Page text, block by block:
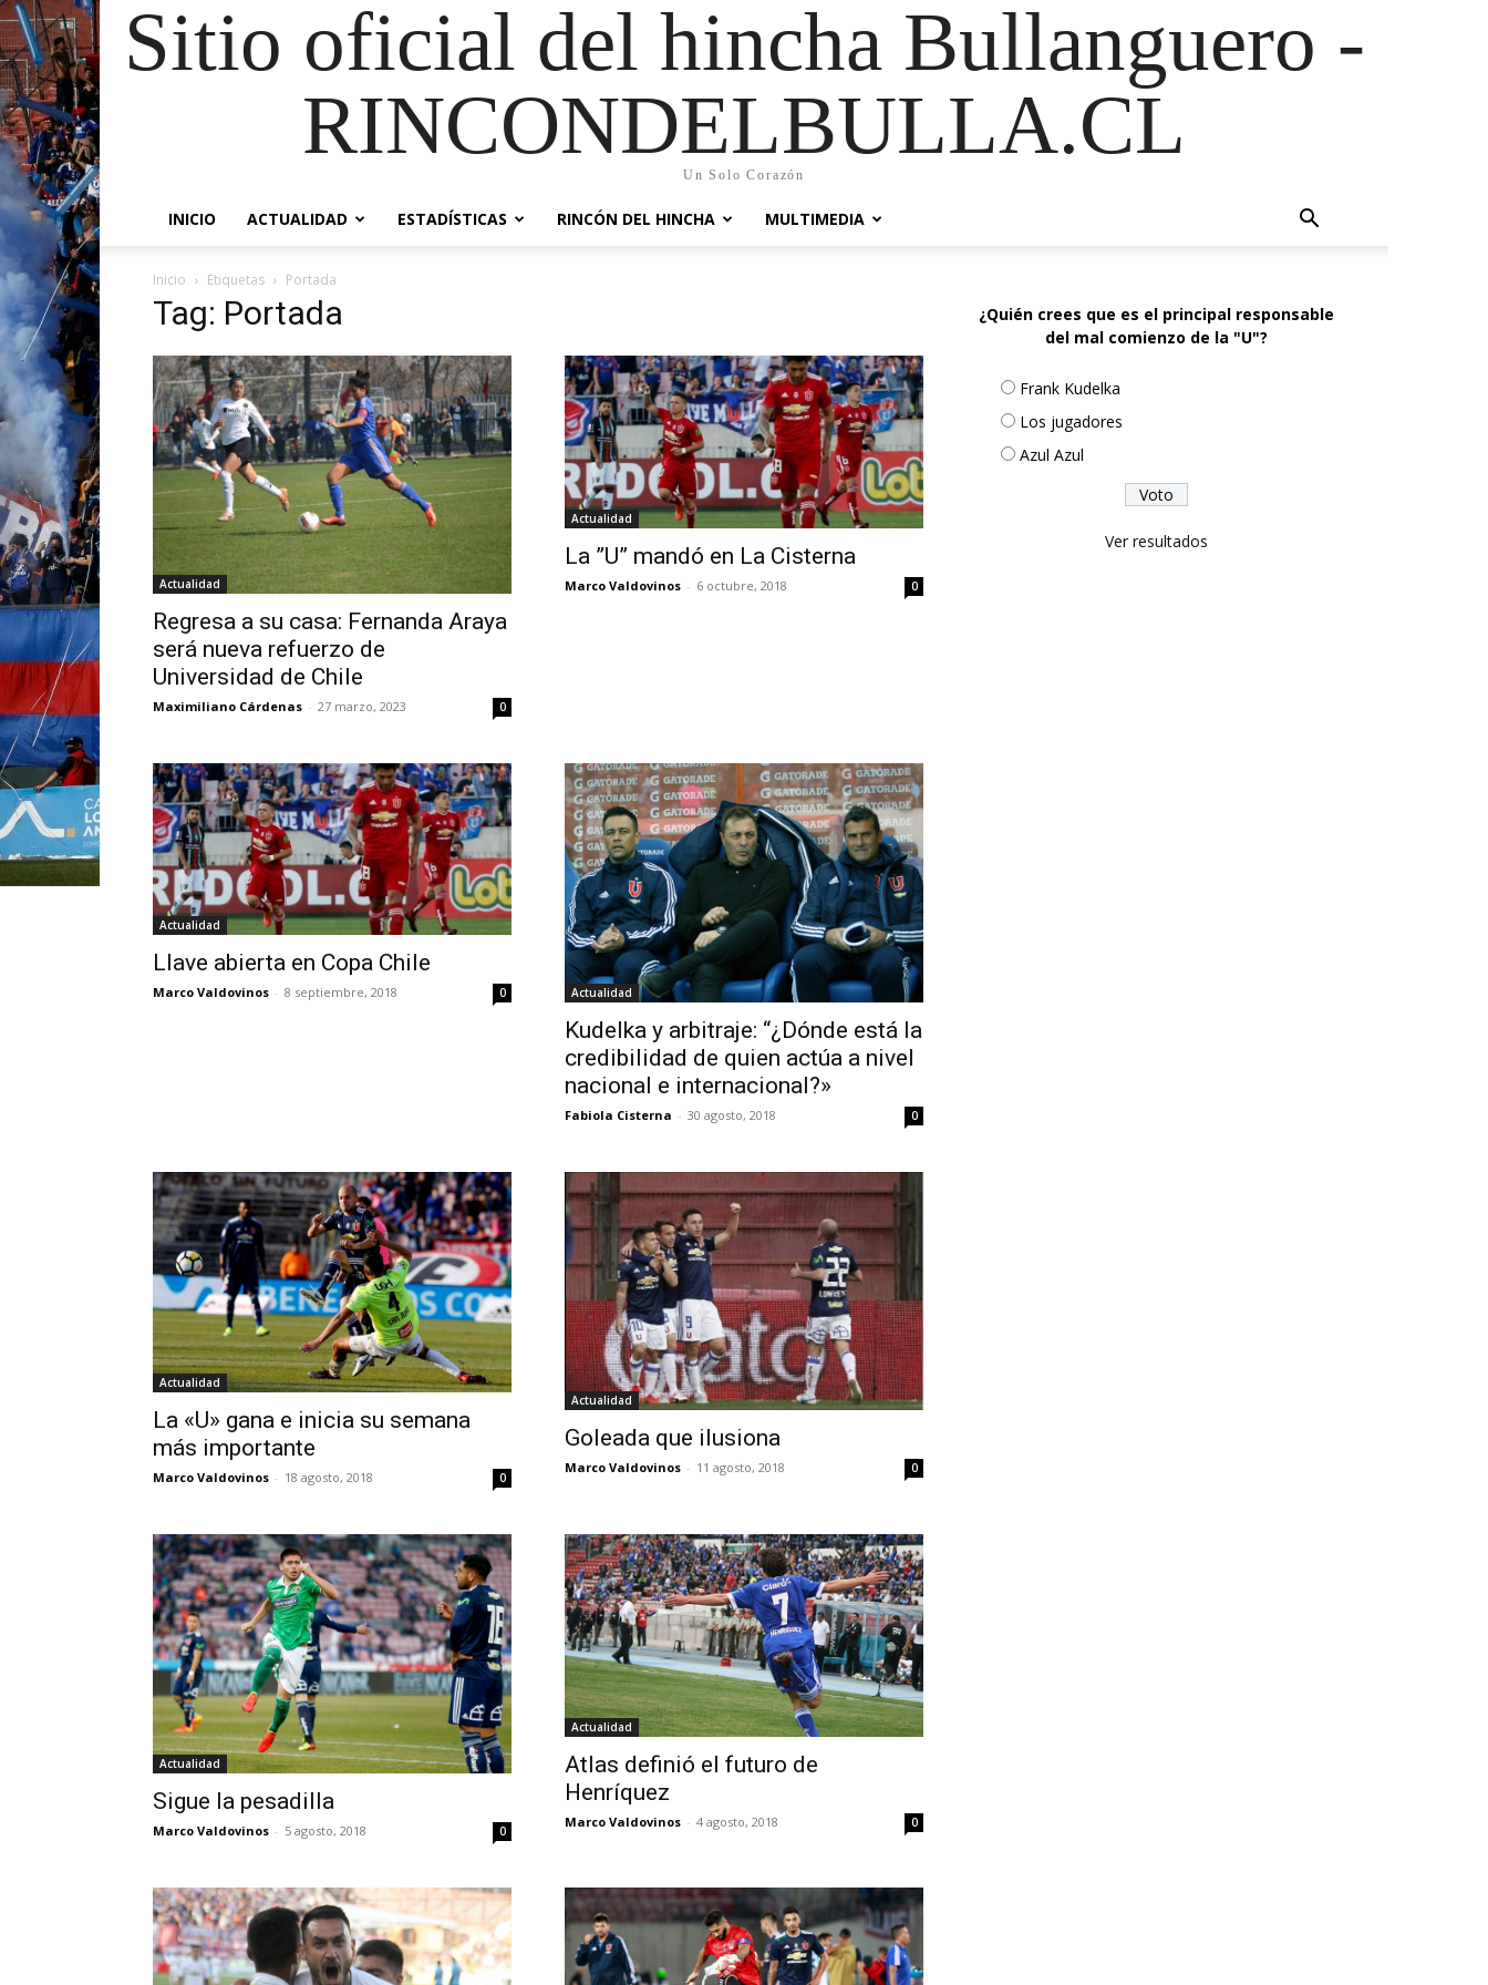
Sitio oficial del hincha Bullanguero -
RINCONDELBULLA.CL
Un Solo Corazón
INICIO ACTUALIDAD ESTADÍSTICAS RINCÓN DEL HINCHA MULTIMEDIA
Inicio Etiquetas Portada
Tag: Portada
Actualidad
Regresa a su casa: Fernanda Araya
será nueva refuerzo de
Universidad de Chile
Maximiliano Cárdenas - 27 marzo, 2023 0
Actualidad
La ”U” mandó en La Cisterna
Marco Valdovinos - 6 octubre, 2018 0
Actualidad
Llave abierta en Copa Chile
Marco Valdovinos - 8 septiembre, 2018 0 Actualidad
Kudelka y arbitraje: “¿Dónde está la
credibilidad de quien actúa a nivel
nacional e internacional?»
Fabiola Cisterna - 30 agosto, 2018 0
Actualidad
La «U» gana e inicia su semana
más importante
Marco Valdovinos - 18 agosto, 2018 0
Actualidad
Goleada que ilusiona
Marco Valdovinos - 11 agosto, 2018 0
Actualidad
Sigue la pesadilla
Marco Valdovinos - 5 agosto, 2018 0
Actualidad
Atlas definió el futuro de
Henríquez
Marco Valdovinos - 4 agosto, 2018 0
¿Quién crees que es el principal responsable
del mal comienzo de la "U"?
Frank Kudelka
Los jugadores
Azul Azul
Ver resultados